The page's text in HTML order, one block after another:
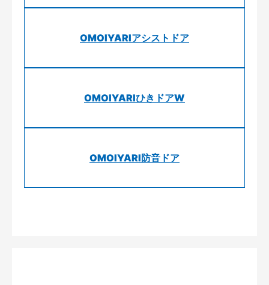
OMOIYARIアシストドア
OMOIYARIひきドアW
OMOIYARI防音ドア